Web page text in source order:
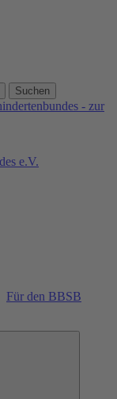
Suchen
e.V.
Für den BBSB